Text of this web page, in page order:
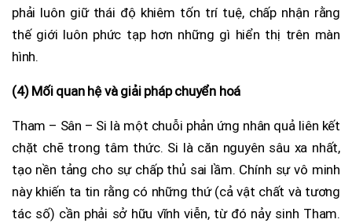
phải luôn giữ thái độ khiêm tốn trí tuệ, chấp nhận rằng
thế giới luôn phức tạp hơn những gì hiển thị trên màn
hình.
(4) Mối quan hệ và giải pháp chuyển hoá
Tham – Sân – Si là một chuỗi phản ứng nhân quả liên kết
chặt chẽ trong tâm thức. Si là căn nguyên sâu xa nhất,
tạo nền tảng cho sự chấp thủ sai lầm. Chính sự vô minh
này khiến ta tin rằng có những thứ (cả vật chất và tương
tác số) cần phải sở hữu vĩnh viễn, từ đó nảy sinh Tham.